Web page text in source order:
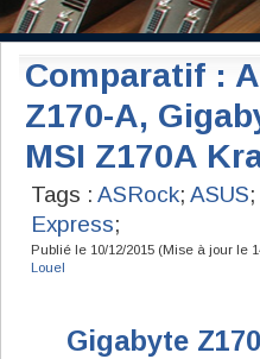
Comparatif :
Z170-A,
MSI Z170A
Tags : ASRock; ASUS;
Express;
Publié le 10/12/2015 (Mise à jour le
Louel
Gigabyte